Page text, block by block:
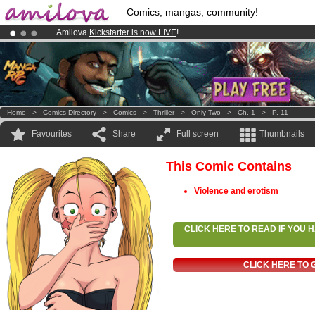
Comics, mangas, community!
Amilova Kickstarter is now LIVE!.
Premium membership from3.95 eurosper month !Get membership
Already 100000membersand 1000 comics & mangas!.
Home > Comics Directory > Comics > Thriller > Only Two > Ch. 1 > P. 11
Favourites Share Full screen Thumbnails
This Comic Contains
Violence and erotism
CLICK HERE TO READ IF YOU
CLICK HERE TO